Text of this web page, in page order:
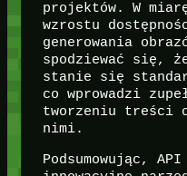
projektów. W
wzrostu
generowania
spodziewać się,
stanie się
co wprowadzi
tworzeniu treści
nimi.
Podsumowując,